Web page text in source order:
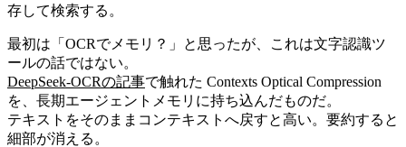
存して検索する。
最初は「OCRでメモリ？」と思ったが、これは文字認識ツ
ールの話ではない。
DeepSeek-OCRの記事で触れた Contexts Optical Compression
を、長期エージェントメモリに持ち込んだものだ。
テキストをそのままコンテキストへ戻すと高い。要約すると
細部が消える。